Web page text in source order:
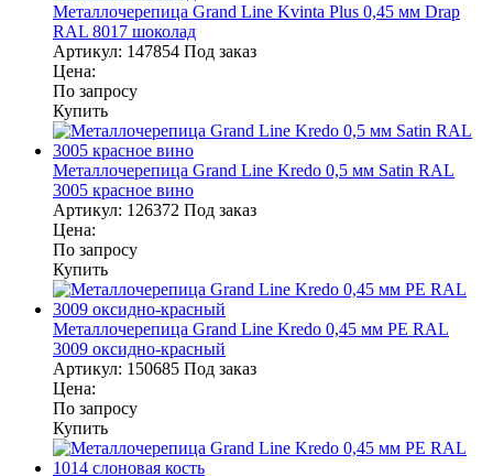
Металлочерепица Grand Line Kvinta Plus 0,45 мм Drap
RAL 8017 шоколад
Артикул: 147854 Под заказ
Цена:
По запросу
Купить
Металлочерепица Grand Line Kredo 0,5 мм Satin RAL
3005 красное вино
Артикул: 126372 Под заказ
Цена:
По запросу
Купить
Металлочерепица Grand Line Kredo 0,45 мм PE RAL
3009 оксидно-красный
Артикул: 150685 Под заказ
Цена:
По запросу
Купить